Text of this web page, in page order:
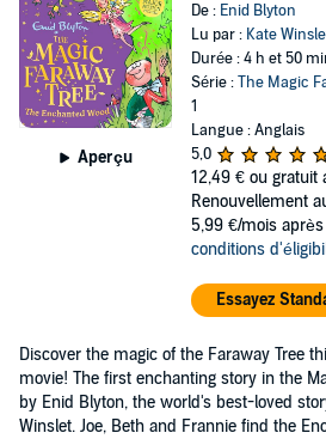
Aperçu
De : Enid Blyton
Lu par : Kate
Durée : 4 h et 50
Série :The Magic
1
Langue : Anglais
5,0
12,49 € ou gratuit
Renouvellement
5,99 €/mois après
conditions
Essayez
Discover the magic of the Faraway Tree
movie! The first enchanting story in the
by Enid Blyton, the world's best-loved
Winslet. Joe, Beth and Frannie find the